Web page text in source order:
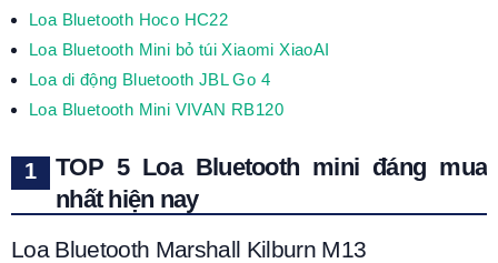
Loa Bluetooth Hoco HC22
Loa Bluetooth Mini bỏ túi Xiaomi XiaoAI
Loa di động Bluetooth JBL Go 4
Loa Bluetooth Mini VIVAN RB120
TOP 5 Loa Bluetooth mini đáng mua
nhất hiện nay
Loa Bluetooth Marshall Kilburn M13